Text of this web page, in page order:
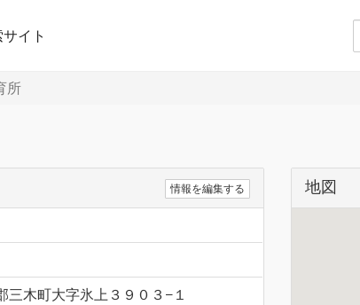
イト
所
情報を編集する
三木町大字氷上３９０３−１
地図